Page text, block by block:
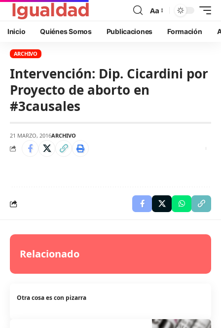
Aa
Inicio Quiénes Somos Publicaciones Formación
ARCHIVO
Intervención: Dip. Cicardini por
Proyecto de aborto en
#3causales
21 MARZO, 2016ARCHIVO
Relacionado
Otra cosa es con pizarra